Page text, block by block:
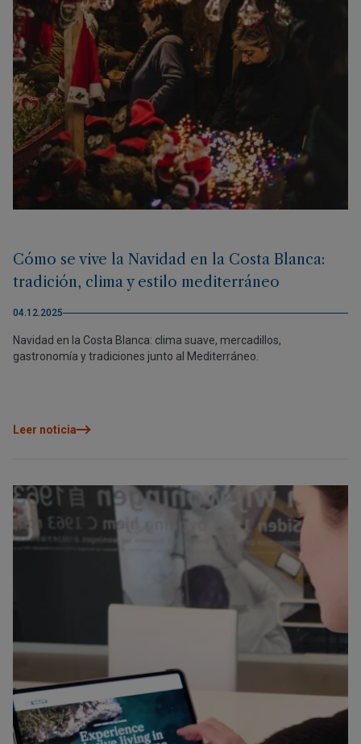
Cómo se vive la Navidad en la Costa Blanca:
tradición, clima y estilo mediterráneo
04.12.2025
Navidad en la Costa Blanca: clima suave, mercadillos,
gastronomía y tradiciones junto al Mediterráneo.
Leer noticia